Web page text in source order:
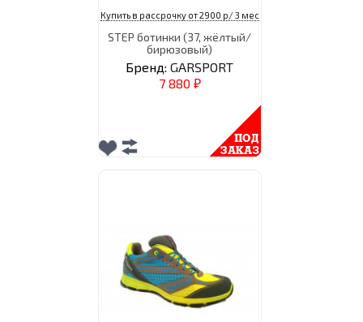
Купить в рассрочку от 2900 р/ 3 мес
STEP ботинки (37, жёлтый/
бирюзовый)
Бренд: GARSPORT
7 880 ₽